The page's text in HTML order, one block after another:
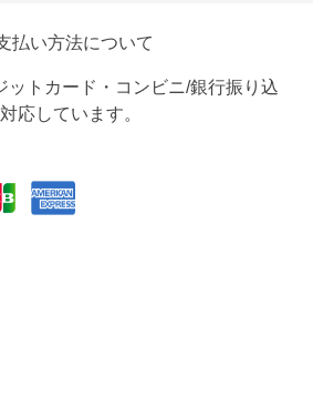
払い方法について
ットカード・コンビニ/銀行振り込
応しています。